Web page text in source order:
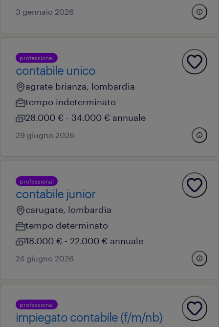
3 gennaio 2026
professional
contabile unico
agrate brianza, lombardia
tempo indeterminato
28.000 € - 34.000 € annuale
29 giugno 2026
professional
contabile junior
carugate, lombardia
tempo determinato
18.000 € - 22.000 € annuale
24 giugno 2026
professional
impiegato contabile (f/m/nb)